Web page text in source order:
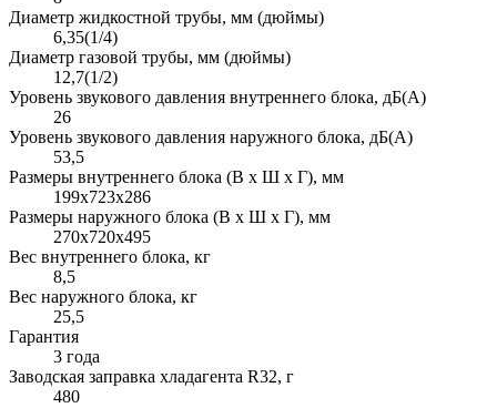
Диаметр жидкостной трубы, мм (дюймы)
6,35(1/4)
Диаметр газовой трубы, мм (дюймы)
12,7(1/2)
Уровень звукового давления внутреннего блока, дБ(А)
26
Уровень звукового давления наружного блока, дБ(А)
53,5
Размеры внутреннего блока (В х Ш х Г), мм
199х723х286
Размеры наружного блока (В х Ш х Г), мм
270х720х495
Вес внутреннего блока, кг
8,5
Вес наружного блока, кг
25,5
Гарантия
3 года
Заводская заправка хладагента R32, г
480